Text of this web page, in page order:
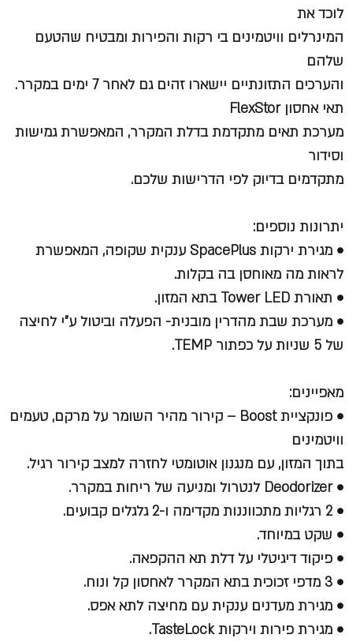
לוכד את
המינרלים וויטמינים בי רקות והפירות ומבטיח שהטעם
שלהם
והערכים התזונתיים יישארו זהים גם לאחר 7 ימים במקרר.
תאי אחסון FlexStor
מערכת תאים מתקדמת בדלת המקרר, המאפשרת גמישות
וסידור
מתקדמים בדיוק לפי הדרישות שלכם.
יתרונות נוספים:
• מגירת ירקות SpacePlus ענקית שקופה, המאפשרת
לראות מה מאוחסן בה בקלות.
• תאורת Tower LED בתא המזון.
• מערכת שבת מהדרין מובנית- הפעלה וביטול ע"י לחיצה
של 5 שניות על כפתור TEMP.
מאפיינים:
• פונקציית Boost – קירור מהיר השומר על מרקם, טעמים
וויטמינים
בתוך המזון, עם מנגנון אוטומטי לחזרה למצב קירור רגיל.
• Deodorizer לנטרול ומניעה של ריחות במקרר.
• 2 רגליות מתכווננות מקדימה ו-2 גלגלים קבועים.
• שקט במיוחד.
• פיקוד דיגיטלי על דלת תא ההקפאה.
• 3 מדפי זכוכית בתא המקרר לאחסון קל ונוח.
• מגירת מעדנים ענקית עם מחיצה לתא אפס.
• מגירת פירות וירקות TasteLock.